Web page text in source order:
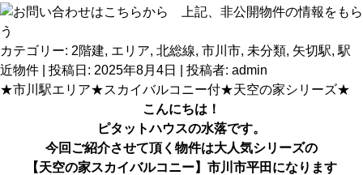
カテゴリー: 2階建, エリア, 北総線, 市川市, 未分類, 矢切駅, 駅
近物件 | 投稿日: 2025年8月4日 投稿者: admin
★市川駅エリア★スカイバルコニー付★天空の家シリーズ★
こんにちは！
ピタットハウスの水落です。
今回ご紹介させて頂く物件は大人気シリーズの
【天空の家スカイバルコニー】市川市平田 になります